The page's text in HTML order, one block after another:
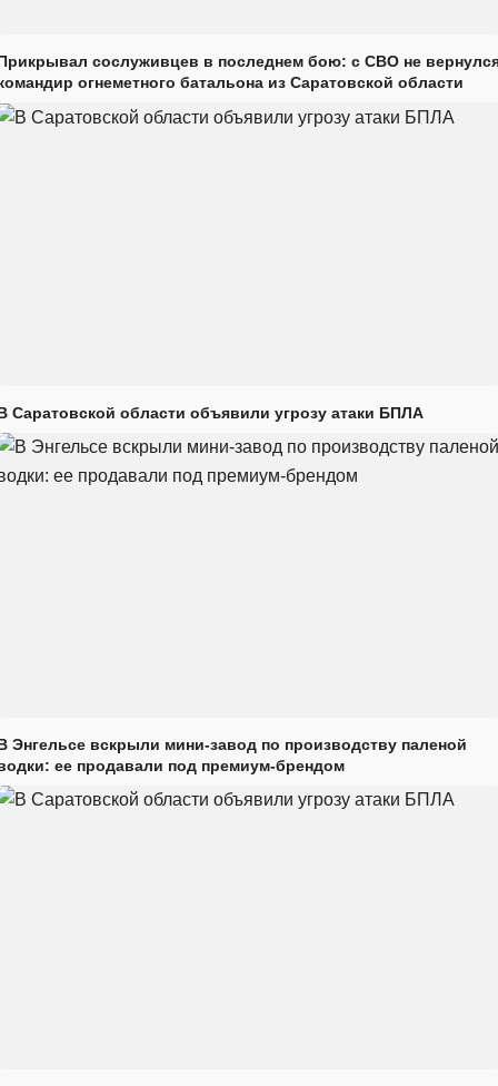
сослуживцев в последнем бою: с СВО не
огнеметного батальона из Саратовской области
Саратовской области объявили угрозу атаки БПЛА
Энгельсе вскрыли мини-завод по производству паленой
ее продавали под премиум-брендом